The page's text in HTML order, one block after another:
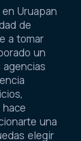
Uruapan
de
a tomar
un
una
elegir